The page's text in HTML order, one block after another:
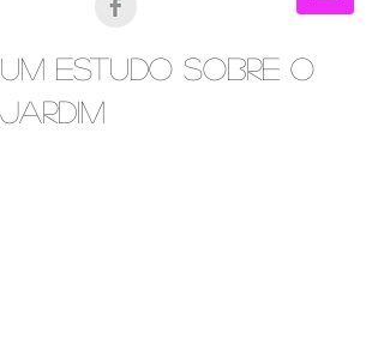
Um estudo sobre o
jardim